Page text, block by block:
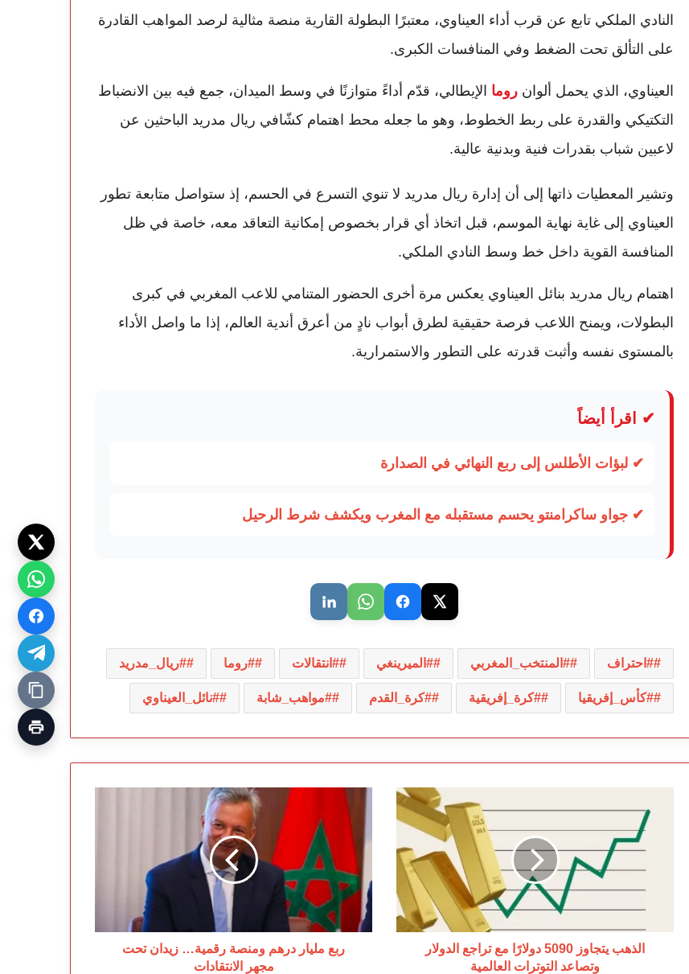
النادي الملكي تابع عن قرب أداء العيناوي، معتبرًا البطولة القارية منصة مثالية لرصد المواهب القادرة
على التألق تحت الضغط وفي المنافسات الكبرى.
العيناوي، الذي يحمل ألوان روما الإيطالي، قدّم أداءً متوازنًا في وسط الميدان، جمع فيه بين الانضباط
التكتيكي والقدرة على ربط الخطوط، وهو ما جعله محط اهتمام كشّافي ريال مدريد الباحثين عن
لاعبين شباب بقدرات فنية وبدنية عالية.
وتشير المعطيات ذاتها إلى أن إدارة ريال مدريد لا تنوي التسرع في الحسم، إذ ستواصل متابعة تطور
العيناوي إلى غاية نهاية الموسم، قبل اتخاذ أي قرار بخصوص إمكانية التعاقد معه، خاصة في ظل
المنافسة القوية داخل خط وسط النادي الملكي.
اهتمام ريال مدريد بنائل العيناوي يعكس مرة أخرى الحضور المتنامي للاعب المغربي في كبرى
البطولات، ويمنح اللاعب فرصة حقيقية لطرق أبواب نادٍ من أعرق أندية العالم، إذا ما واصل الأداء
بالمستوى نفسه وأثبت قدرته على التطور والاستمرارية.
✔ اقرأ أيضاً
✔ لبؤات الأطلس إلى ربع النهائي في الصدارة
✔ جواو ساكرامنتو يحسم مستقبله مع المغرب ويكشف شرط الرحيل
#احتراف #المنتخب_المغربي #الميرينغي #انتقالات #روما #ريال_مدريد
#كأس_إفريقيا #كرة_إفريقية #كرة_القدم #مواهب_شابة #نائل_العيناوي
يتجاوز
5090
دولارًا
الدولار
وتصاعد
التوترات
العالمية
الذهب يتجاوز 5090 دولارًا مع تراجع الدولار
وتصاعد التوترات العالمية
ربع
مليار
درهم
ومنصة
رقمية…
زيدان
تحت
مجهر
الانتقادات
ربع مليار درهم ومنصة رقمية… زيدان تحت
مجهر الانتقادات